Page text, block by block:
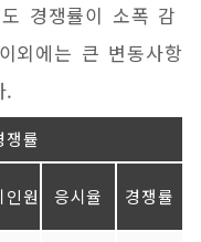
경쟁률이 소폭 감
외에는 큰 변동사항
.
률
인원 응시율 경쟁률